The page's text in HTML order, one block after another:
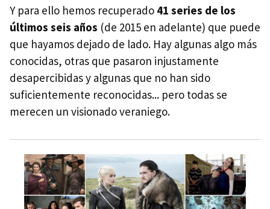
Y para ello hemos recuperado 41 series de los
últimos seis años (de 2015 en adelante) que puede
que hayamos dejado de lado. Hay algunas algo más
conocidas, otras que pasaron injustamente
desapercibidas y algunas que no han sido
suficientemente reconocidas... pero todas se
merecen un visionado veraniego.